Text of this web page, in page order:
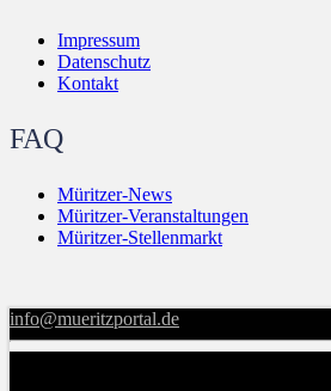
Impressum
Datenschutz
Kontakt
FAQ
Müritzer-News
Müritzer-Veranstaltungen
Müritzer-Stellenmarkt
info@mueritzportal.de